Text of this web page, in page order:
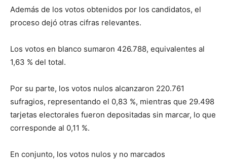
Además de los votos obtenidos por los candidatos, el
proceso dejó otras cifras relevantes.
Los votos en blanco sumaron 426.788, equivalentes al
1,63 % del total.
Por su parte, los votos nulos alcanzaron 220.761
sufragios, representando el 0,83 %, mientras que 29.498
tarjetas electorales fueron depositadas sin marcar, lo que
corresponde al 0,11 %.
En conjunto, los votos nulos y no marcados